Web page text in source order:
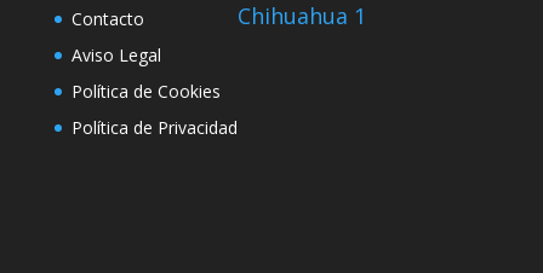
Contacto
Aviso Legal
Política de Cookies
Política de Privacidad
Chihuahua 1